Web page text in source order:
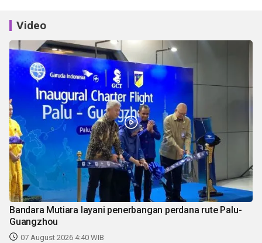
Video
Bandara Mutiara layani penerbangan perdana rute Palu-
Guangzhou
07 August 2026 4:40 WIB